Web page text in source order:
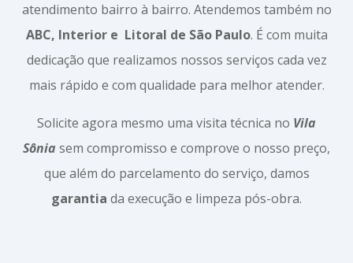
atendimento bairro à bairro. Atendemos também no
ABC, Interior e Litoral de São Paulo. É com muita
dedicação que realizamos nossos serviços cada vez
mais rápido e com qualidade para melhor atender.
Solicite agora mesmo uma visita técnica no Vila
Sônia sem compromisso e comprove o nosso preço,
que além do parcelamento do serviço, damos
garantia da execução e limpeza pós-obra.